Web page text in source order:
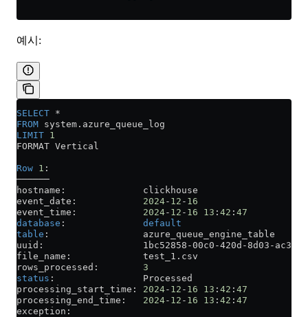
예시:
SELECT *
FROM system . azure_queue_log
LIMIT 1
FORMAT Vertical
Row 1 :
──────
hostname:              clickhouse
event_date: 2024- 12 - 16
event_time: 2024- 12 - 16 13 : 42 : 47
database : default
table :                 azure_queue_engine_table
uuid:                  1bc52858 -00c0 -420d -8d03 -
file_name: test_1 . csv
rows_processed: 3
status :                Processed
processing_start_time: 2024- 12 - 16 13 : 42 : 47
processing_end_time: 2024- 12 - 16 13 : 42 : 47
exception: